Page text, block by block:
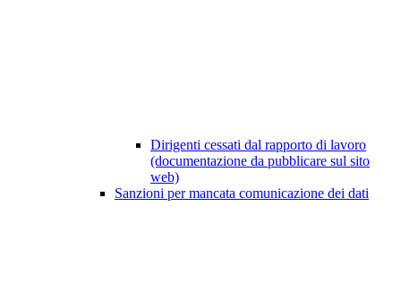
Dirigenti cessati dal rapporto di lavoro
(documentazione da pubblicare sul sito
web)
Sanzioni per mancata comunicazione dei dati